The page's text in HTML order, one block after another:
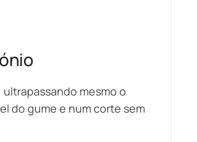
mesmo o
do gume e num corte sem